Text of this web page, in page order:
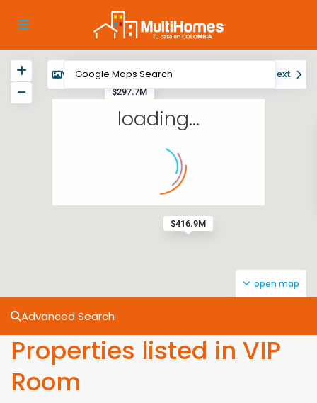
$416.9M
$297.7M
loading...
open map
View My Location Next
Advanced Search
Properties listed in VIP
Room